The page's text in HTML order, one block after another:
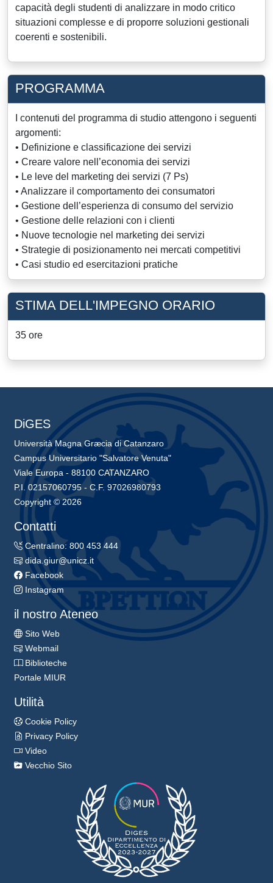
capacità degli studenti di analizzare in modo critico
situazioni complesse e di proporre soluzioni gestionali
coerenti e sostenibili.
PROGRAMMA
I contenuti del programma di studio attengono i seguenti
argomenti:
• Definizione e classificazione dei servizi
• Creare valore nell’economia dei servizi
• Le leve del marketing dei servizi (7 Ps)
• Analizzare il comportamento dei consumatori
• Gestione dell’esperienza di consumo del servizio
• Gestione delle relazioni con i clienti
• Nuove tecnologie nel marketing dei servizi
• Strategie di posizionamento nei mercati competitivi
• Casi studio ed esercitazioni pratiche
STIMA DELL'IMPEGNO ORARIO
35 ore
DiGES
Università Magna Græcia di Catanzaro
Campus Universitario "Salvatore Venuta"
Viale Europa - 88100 CATANZARO
P.I. 02157060795 - C.F. 97026980793
Copyright © 2026
Contatti
Centralino: 800 453 444
dida.giur@unicz.it
Facebook
Instagram
il nostro Ateneo
Sito Web
Webmail
Biblioteche
Portale MIUR
Utilità
Cookie Policy
Privacy Policy
Video
Vecchio Sito